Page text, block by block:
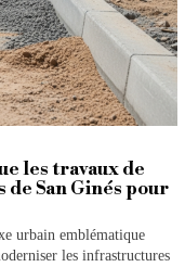
les travaux de
San Ginés pour
urbain emblématique
les infrastructures